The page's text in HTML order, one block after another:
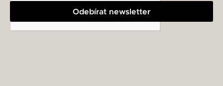
Odebírat newsletter